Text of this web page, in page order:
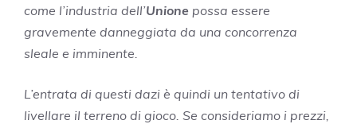
come l’industria dell’Unione possa essere
gravemente danneggiata da una concorrenza
sleale e imminente.
L’entrata di questi dazi è quindi un tentativo di
livellare il terreno di gioco. Se consideriamo i prezzi,